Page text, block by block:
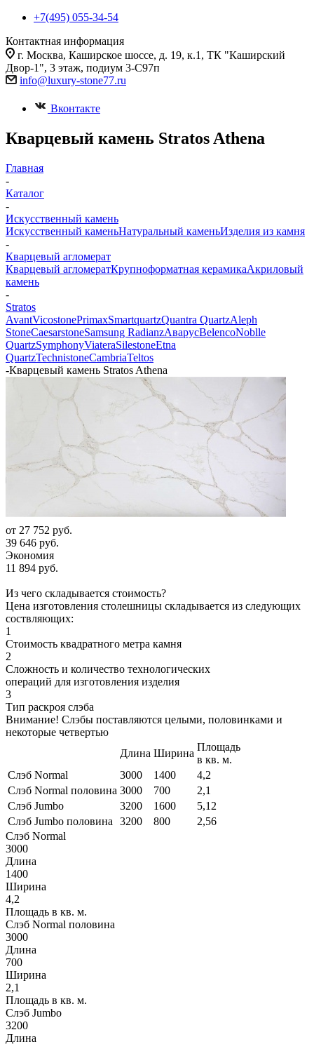
+7(495) 055-34-54
Контактная информация
г. Москва, Каширское шоссе, д. 19, к.1, ТК "Каширский
Двор-1", 3 этаж, подиум 3-С97п
info@luxury-stone77.ru
Вконтакте
Кварцевый камень Stratos Athena
Главная
-
Каталог
-
Искусственный камень
Искусственный каменьНатуральный каменьИзделия из камня
-
Кварцевый агломерат
Кварцевый агломератКрупноформатная керамикаАкриловый
камень
-
Stratos
AvantVicostonePrimaxSmartquartzQuantra QuartzAleph
StoneCaesarstoneSamsung RadianzАварусBelencoNoblle
QuartzSymphonyViateraSilestoneEtna
QuartzTechnistoneCambriaTeltos
-Кварцевый камень Stratos Athena
от 27 752 руб.
39 646 руб.
Экономия
11 894 руб.
Из чего складывается стоимость?
Цена изготовления столешницы складывается из следующих
соствляющих:
1
Стоимость квадратного метра камня
2
Сложность и количество технологических
операций для изготовления изделия
3
Тип раскроя слэба
Внимание! Слэбы поставляются целыми, половинками и
некоторые четвертью
Длина Ширина
Площадь
в кв. м.
Слэб Normal
3000 1400
4,2
Слэб Normal половина 3000 700
2,1
Слэб Jumbo
3200 1600
5,12
Слэб Jumbo половина
3200 800
2,56
Слэб Normal
3000
Длина
1400
Ширина
4,2
Площадь в кв. м.
Слэб Normal половина
3000
Длина
700
Ширина
2,1
Площадь в кв. м.
Слэб Jumbo
3200
Длина